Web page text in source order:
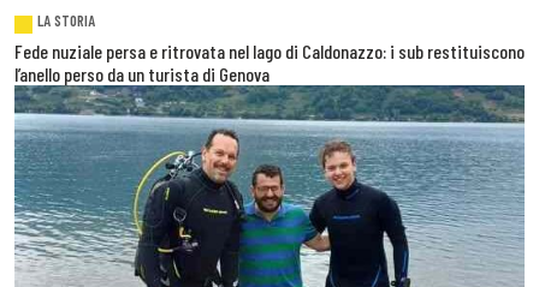
LA STORIA
Fede nuziale persa e ritrovata nel lago di Caldonazzo: i sub restituiscono
l’anello perso da un turista di Genova